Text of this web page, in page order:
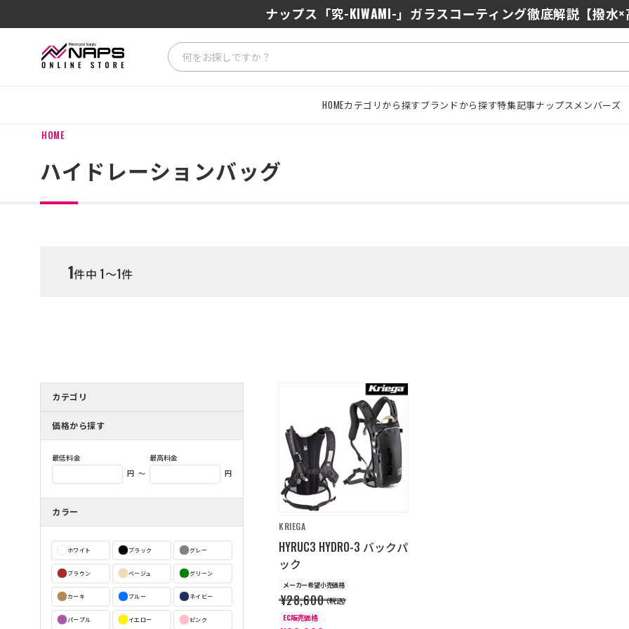
ナップス「究-KIWAMI-」ガラスコーティング徹底解説【撥水
SENA J30/J10を徹底比較｜コスパ最強インカムはどっち？初心者に
HOMEカテゴリから探すブランドから探す特集記事ナップスメンバーズ
HOME
ハイドレーションバッグ
1件中 1～1件
カテゴリ
価格から探す
最低料金
円 ～
最高料金
円
カラー
ホワイト ブラック グレー
ブラウン ベージュ グリーン
カーキ ブルー ネイビー
パープル イエロー ピンク
KRIEGA
HYRUC3 HYDRO-3 バックパ
ック
メーカー希望小売価格
¥28,600（税込）
EC販売価格